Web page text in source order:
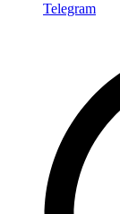
Telegram